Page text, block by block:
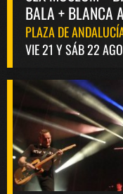
BALA + BLANCA
PLAZA DE
VIE 21 Y SÁB 22 AGO